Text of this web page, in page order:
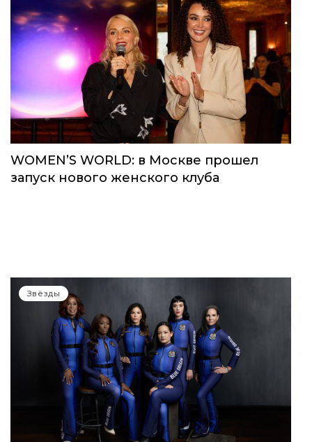
WOMEN’S WORLD: в Москве прошел
запуск нового женского клуба
Звёзды